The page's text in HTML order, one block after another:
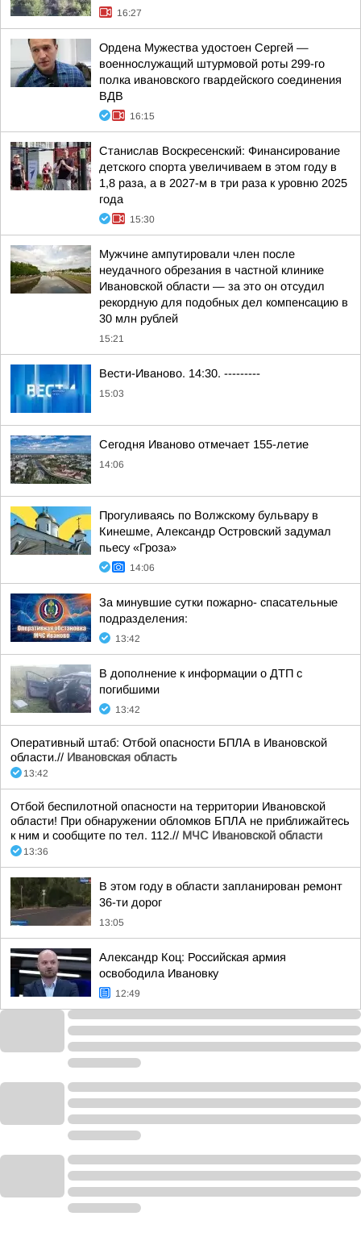
16:27
Ордена Мужества удостоен Сергей —
военнослужащий штурмовой роты 299-го
полка ивановского гвардейского соединения
ВДВ
16:15
Станислав Воскресенский: Финансирование
детского спорта увеличиваем в этом году в
1,8 раза, а в 2027-м в три раза к уровню 2025
года
15:30
Мужчине ампутировали член после
неудачного обрезания в частной клинике
Ивановской области — за это он отсудил
рекордную для подобных дел компенсацию в
30 млн рублей
15:21
Вести-Иваново. 14:30. ---------
15:03
Сегодня Иваново отмечает 155-летие
14:06
Прогуливаясь по Волжскому бульвару в
Кинешме, Александр Островский задумал
пьесу «Гроза»
14:06
За минувшие сутки пожарно- спасательные
подразделения:
13:42
В дополнение к информации о ДТП с
погибшими
13:42
Оперативный штаб: Отбой опасности БПЛА в Ивановской
области.// Ивановская область
13:42
Отбой беспилотной опасности на территории Ивановской
области! При обнаружении обломков БПЛА не приближайтесь
к ним и сообщите по тел. 112.// МЧС Ивановской области
13:36
В этом году в области запланирован ремонт
36-ти дорог
13:05
Александр Коц: Российская армия
освободила Ивановку
12:49